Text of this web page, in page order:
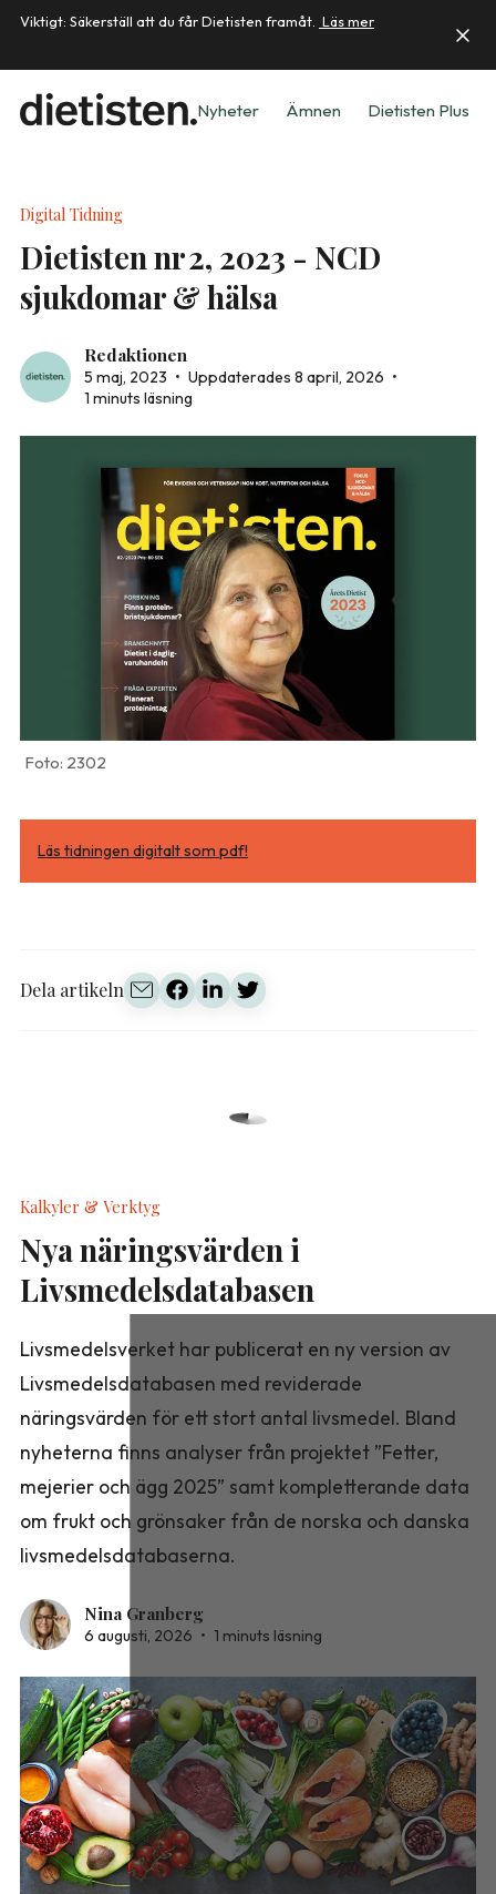
Viktigt: Säkerställ att du får Dietisten framåt. Läs mer
Nyheter Ämnen Dietisten Plus
Digital Tidning
Dietisten nr 2, 2023 - NCD
sjukdomar & hälsa
Redaktionen
5 maj, 2023 • Uppdaterades 8 april, 2026 •
1 minuts läsning
2302
Läs tidningen digitalt som pdf!
Dela artikeln
Kalkyler & Verktyg
Nya näringsvärden i
Livsmedelsdatabasen
Livsmedelsverket har publicerat en ny version av
Livsmedelsdatabasen med reviderade
näringsvärden för ett stort antal livsmedel. Bland
nyheterna finns analyser från projektet ”Fetter,
mejerier och ägg 2025” samt kompletterande data
om frukt och grönsaker från de norska och danska
livsmedelsdatabaserna.
Nina Granberg
6 augusti, 2026 • 1 minuts läsning